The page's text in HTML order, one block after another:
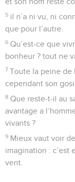
5 il n’a ni vu, ni
que pour l’autre.
6 Qu’est-ce que
bonheur ? tout ne
7 Toute la peine de
cependant son
8 Que reste-t-il au
avantage a
vivants ?
9 Mieux vaut voir
imagination : c’est
vent.